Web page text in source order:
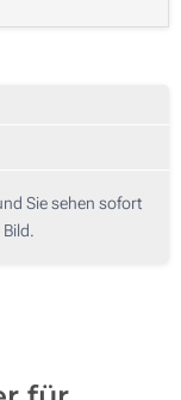
Sie sehen sofort